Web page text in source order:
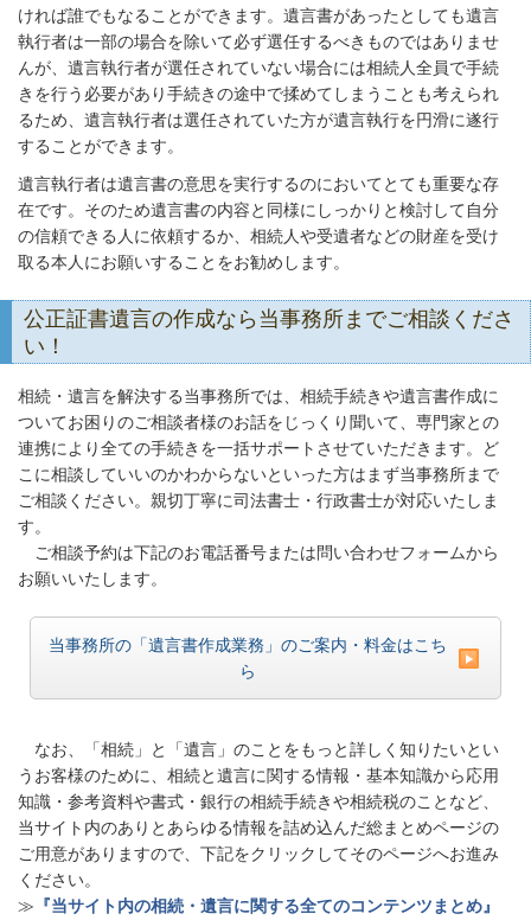
ければ誰でもなることができます。遺言書があったとしても遺言
執行者は一部の場合を除いて必ず選任するべきものではありませ
んが、遺言執行者が選任されていない場合には相続人全員で手続
きを行う必要があり手続きの途中で揉めてしまうことも考えられ
るため、遺言執行者は選任されていた方が遺言執行を円滑に遂行
することができます。
遺言執行者は遺言書の意思を実行するのにおいてとても重要な存
在です。そのため遺言書の内容と同様にしっかりと検討して自分
の信頼できる人に依頼するか、相続人や受遺者などの財産を受け
取る本人にお願いすることをお勧めします。
公正証書遺言の作成なら当事務所までご相談くださ
い！
相続・遺言を解決する当事務所では、相続手続きや遺言書作成に
ついてお困りのご相談者様のお話をじっくり聞いて、専門家との
連携により全ての手続きを一括サポートさせていただきます。ど
こに相談していいのかわからないといった方はまず当事務所まで
ご相談ください。親切丁寧に司法書士・行政書士が対応いたしま
す。
ご相談予約は下記のお電話番号または問い合わせフォームから
お願いいたします。
当事務所の「遺言書作成業務」のご案内・料金はこち
ら
なお、「相続」と「遺言」のことをもっと詳しく知りたいとい
うお客様のために、相続と遺言に関する情報・基本知識から応用
知識・参考資料や書式・銀行の相続手続きや相続税のことなど、
当サイト内のありとあらゆる情報を詰め込んだ総まとめページの
ご用意がありますので、下記をクリックしてそのページへお進み
ください。
≫ 『当サイト内の相続・遺言に関する全てのコンテンツまとめ』